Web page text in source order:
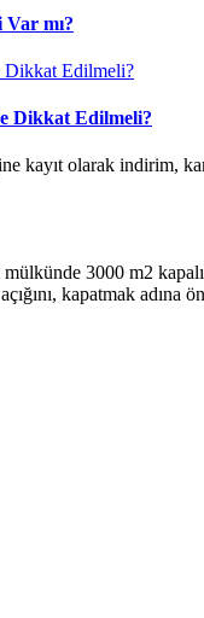
mı?
Dikkat Edilmeli?
kayıt olarak indirim,
mülkünde 3000 m2
kapatmak adına